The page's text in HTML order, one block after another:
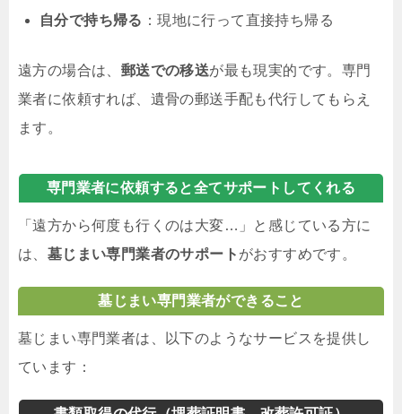
自分で持ち帰る ：現地に行って直接持ち帰る
遠方の場合は、 郵送での移送が最も現実的です。専門
業者に依頼すれば、遺骨の郵送手配も代行してもらえ
ます。
専門業者に依頼すると全てサポートしてくれる
「遠方から何度も行くのは大変…」と感じている方に
は、 墓じまい専門業者のサポート がおすすめです。
墓じまい専門業者ができること
墓じまい専門業者は、以下のようなサービスを提供し
ています：